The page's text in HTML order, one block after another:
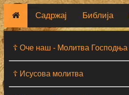
Садржај Библија
☦ Оче наш - Moлитва Господња
☦ Исусова молитва